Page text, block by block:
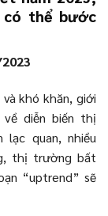
thể bước
khó khăn, giới
diễn biến thị
quan, nhiều
thị trường bất
“uptrend” sẽ